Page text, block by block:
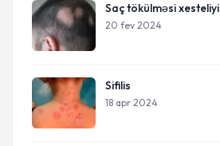
Saç tökülməsi xesteliyi
20 fev 2024
Sifilis
18 apr 2024